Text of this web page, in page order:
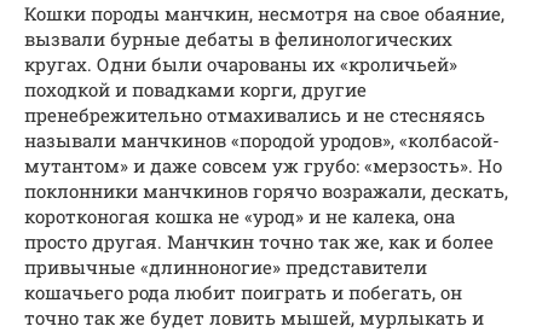
Кошки породы манчкин, несмотря на свое обаяние,
вызвали бурные дебаты в фелинологических
кругах. Одни были очарованы их «кроличьей»
походкой и повадками корги, другие
пренебрежительно отмахивались и не стесняясь
называли манчкинов «породой уродов», «колбасой-
мутантом» и даже совсем уж грубо: «мерзость». Но
поклонники манчкинов горячо возражали, дескать,
коротконогая кошка не «урод» и не калека, она
просто другая. Манчкин точно так же, как и более
привычные «длинноногие» представители
кошачьего рода любит поиграть и побегать, он
точно так же будет ловить мышей, мурлыкать и